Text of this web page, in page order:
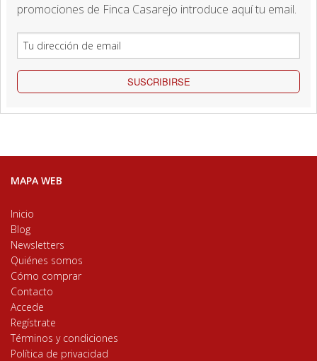
promociones de Finca Casarejo introduce aquí tu email.
SUSCRIBIRSE
MAPA WEB
Inicio
Blog
Newsletters
Quiénes somos
Cómo comprar
Contacto
Accede
Regístrate
Términos y condiciones
Política de privacidad